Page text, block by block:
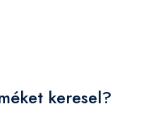
keresel?